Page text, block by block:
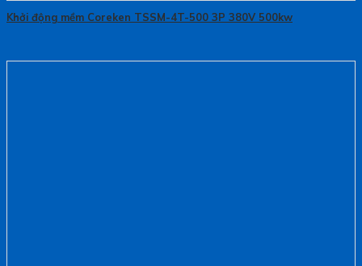
Khởi động mềm Coreken TSSM-4T-500 3P 380V 500kw